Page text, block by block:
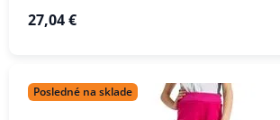
27,04 €
Posledné na sklade